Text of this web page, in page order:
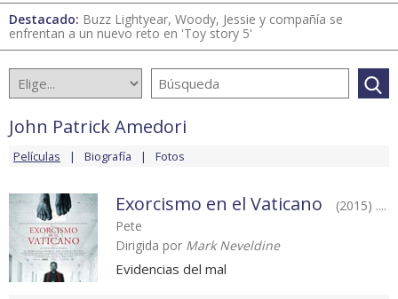
Destacado: Buzz Lightyear, Woody, Jessie y compañía se
enfrentan a un nuevo reto en 'Toy story 5'
John Patrick Amedori
Películas Biografía Fotos
Exorcismo en el Vaticano
(2015) ....
Pete
Dirigida por Mark Neveldine
Evidencias del mal